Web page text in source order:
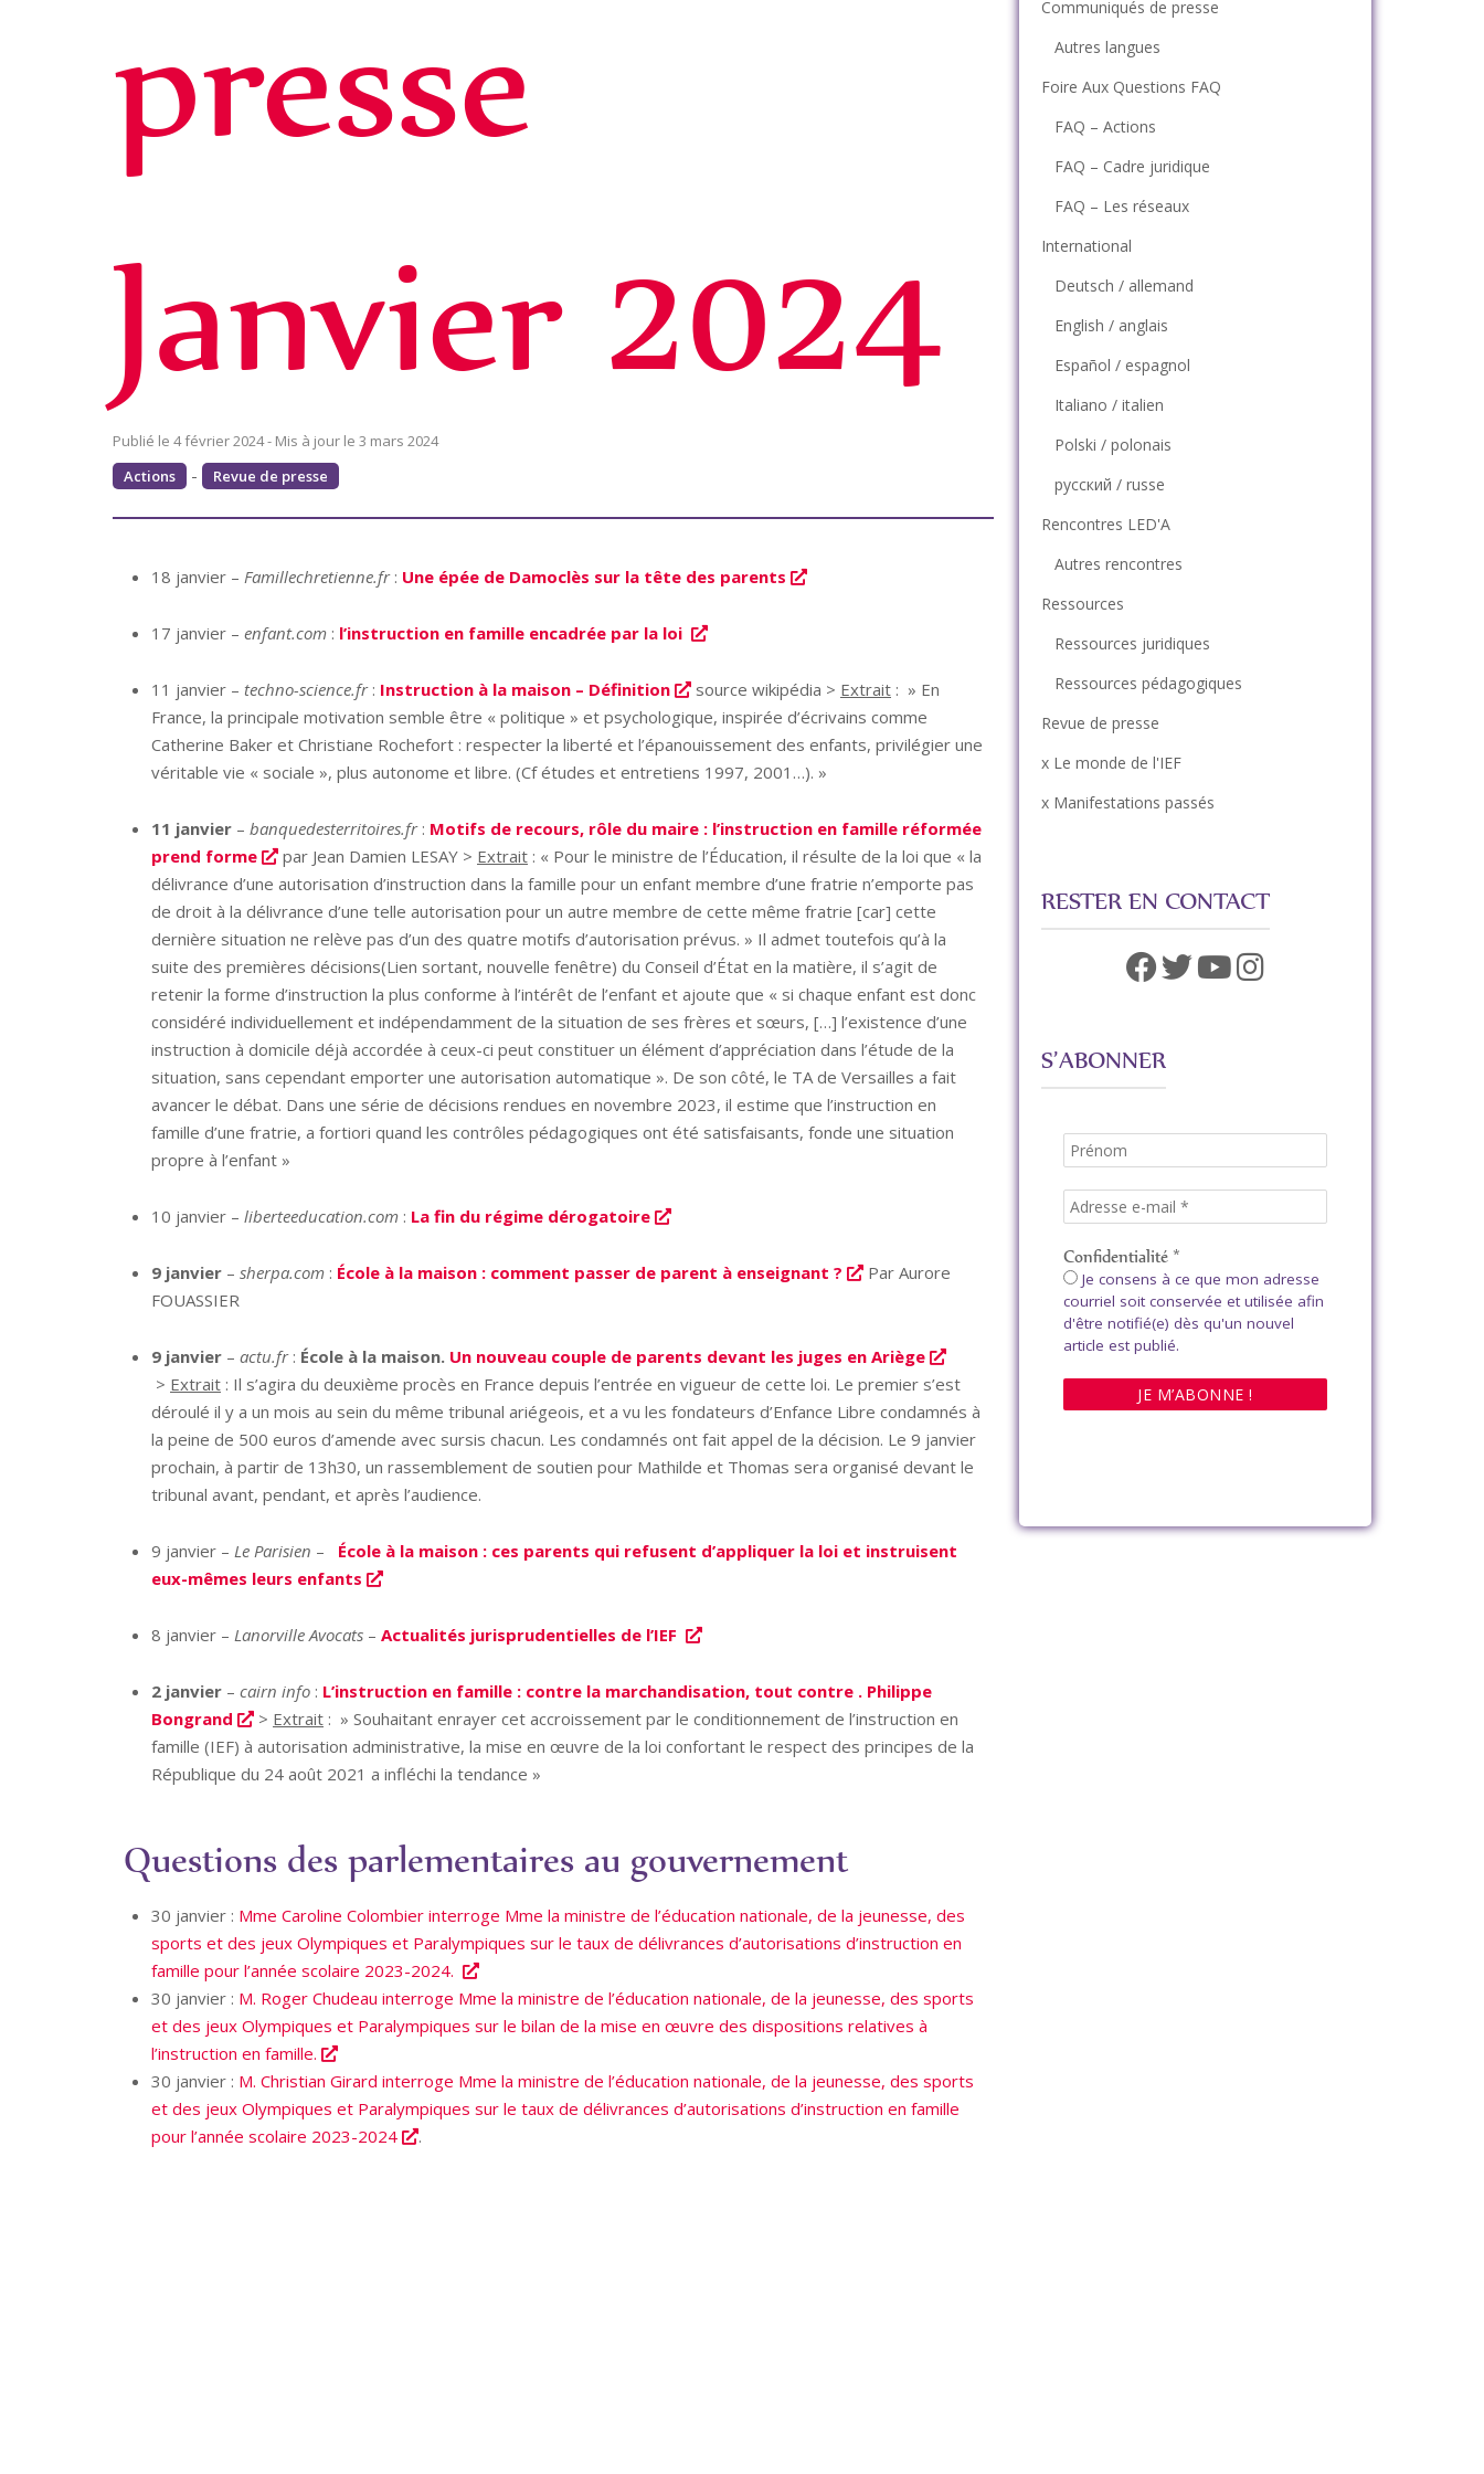
presse
Janvier 2024
4 février 2024
3 mars 2024
Actions
- Revue de presse
18 janvier – Famillechretienne.fr: Une épée de Damoclès sur la tête des parents
17 janvier – enfant.com : l’instruction en famille encadrée par la loi
11 janvier – techno-science.fr: Instruction à la maison – Définition source wikipédia > Extrait : » En
France, la principale motivation semble être « politique » et psychologique, inspirée d’écrivains comme
Catherine Baker et Christiane Rochefort : respecter la liberté et l’épanouissement des enfants, privilégier une
véritable vie « sociale », plus autonome et libre. (Cf études et entretiens 1997, 2001…). »
11 janvier – banquedesterritoires.fr: Motifs de recours, rôle du maire : l’instruction en famille réformée
prend forme
par Jean Damien LESAY > Extrait : « Pour le ministre de l’Éducation, il résulte de la loi que « la
délivrance d’une autorisation d’instruction dans la famille pour un enfant membre d’une fratrie n’emporte pas
de droit à la délivrance d’une telle autorisation pour un autre membre de cette même fratrie [car] cette
dernière situation ne relève pas d’un des quatre motifs d’autorisation prévus. » Il admet toutefois qu’à la
suite des premières décisions(Lien sortant, nouvelle fenêtre) du Conseil d’État en la matière, il s’agit de
retenir la forme d’instruction la plus conforme à l’intérêt de l’enfant et ajoute que « si chaque enfant est donc
considéré individuellement et indépendamment de la situation de ses frères et sœurs, […] l’existence d’une
instruction à domicile déjà accordée à ceux-ci peut constituer un élément d’appréciation dans l’étude de la
situation, sans cependant emporter une autorisation automatique ». De son côté, le TA de Versailles a fait
avancer le débat. Dans une série de décisions rendues en novembre 2023, il estime que l’instruction en
famille d’une fratrie, a fortiori quand les contrôles pédagogiques ont été satisfaisants, fonde une situation
propre à l’enfant »
10 janvier – liberteeducation.com : La fin du régime dérogatoire
9 janvier – sherpa.com : École à la maison : comment passer de parent à enseignant ?
Par Aurore
FOUASSIER
9 janvier – actu.fr: École à la maison. Un nouveau couple de parents devant les juges en Ariège
> Extrait : Il s’agira du deuxième procès en France depuis l’entrée en vigueur de cette loi. Le premier s’est
déroulé il y a un mois au sein du même tribunal ariégeois, et a vu les fondateurs d’Enfance Libre condamnés à
la peine de 500 euros d’amende avec sursis chacun. Les condamnés ont fait appel de la décision. Le 9 janvier
prochain, à partir de 13h30, un rassemblement de soutien pour Mathilde et Thomas sera organisé devant le
tribunal avant, pendant, et après l’audience.
9 janvier – Le Parisien –
École à la maison : ces parents qui refusent d’appliquer la loi et instruisent
eux-mêmes leurs enfants
8 janvier – Lanorville Avocats – Actualités jurisprudentielles de l’IEF
2 janvier – cairn info : L’instruction en famille : contre la marchandisation, tout contre . Philippe
Bongrand
> Extrait : » Souhaitant enrayer cet accroissement par le conditionnement de l’instruction en
famille (IEF) à autorisation administrative, la mise en œuvre de la loi confortant le respect des principes de la
République du 24 août 2021 a infléchi la tendance »
Questions des parlementaires au gouvernement
30 janvier : Mme Caroline Colombier interroge Mme la ministre de l’éducation nationale, de la jeunesse, des
sports et des jeux Olympiques et Paralympiques sur le taux de délivrances d’autorisations d’instruction en
famille pour l’année scolaire 2023-2024.
30 janvier : M. Roger Chudeau interroge Mme la ministre de l’éducation nationale, de la jeunesse, des sports
et des jeux Olympiques et Paralympiques sur le bilan de la mise en œuvre des dispositions relatives à
l’instruction en famille.
30 janvier : M. Christian Girard interroge Mme la ministre de l’éducation nationale, de la jeunesse, des sports
et des jeux Olympiques et Paralympiques sur le taux de délivrances d’autorisations d’instruction en famille
pour l’année scolaire 2023-2024
.
Communiqués de presse
Autres langues
Foire Aux Questions FAQ
FAQ – Actions
FAQ – Cadre juridique
FAQ – Les réseaux
International
Deutsch / allemand
English / anglais
Español / espagnol
Italiano / italien
Polski / polonais
русский / russe
Rencontres LED'A
Autres rencontres
Ressources
Ressources juridiques
Ressources pédagogiques
Revue de presse
x Le monde de l'IEF
x Manifestations passés
RESTER EN CONTACT
S’ABONNER
Confidentialité *
Je consens à ce que mon adresse
courriel soit conservée et utilisée afin
d'être notifié(e) dès qu'un nouvel
article est publié.